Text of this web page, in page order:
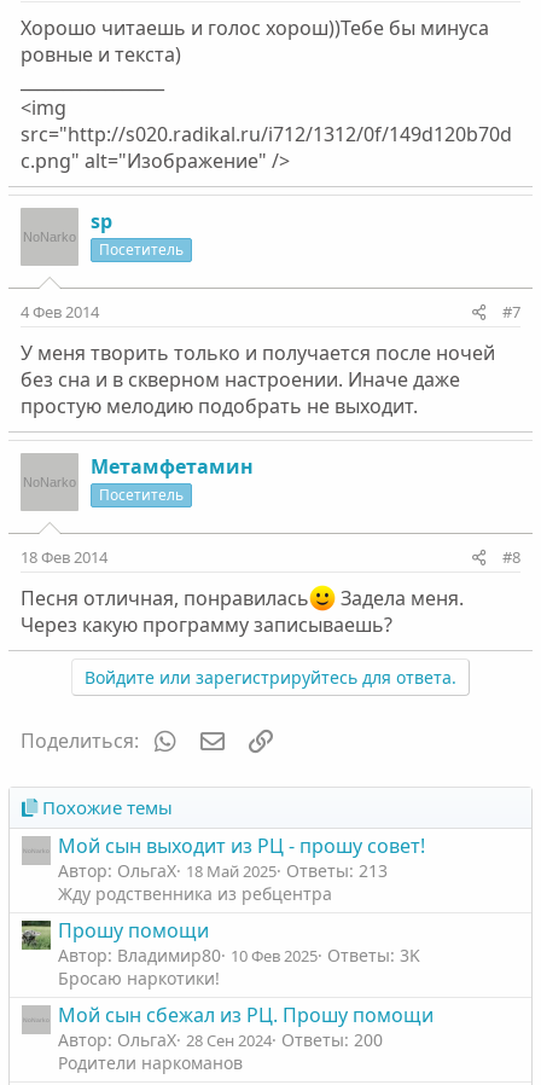
Хорошо читаешь и голос хорош))Тебе бы минуса
ровные и текста)
<img
src="http://s020.radikal.ru/i712/1312/0f/149d120b70d
c.png" alt="Изображение" />
sp
Посетитель
4 Фев 2014 #7
У меня творить только и получается после ночей
без сна и в скверном настроении. Иначе даже
простую мелодию подобрать не выходит.
Метамфетамин
Посетитель
18 Фев 2014 #8
Песня отличная, понравилась
Задела меня.
Через какую программу записываешь?
Войдите или зарегистрируйтесь для ответа.
Поделиться: WhatsAppЭлектронная почта
Похожие темы
Мой сын выходит из РЦ - прошу совет!
Автор: ОльгаХ 18 Май 2025 Ответы: 213
Жду родственника из ребцентра
Прошу помощи
Автор: Владимир80 10 Фев 2025 Ответы: 3K
Бросаю наркотики!
Мой сын сбежал из РЦ. Прошу помощи
Автор: ОльгаХ 28 Сен 2024 Ответы: 200
Родители наркоманов